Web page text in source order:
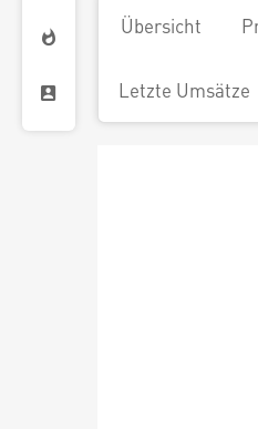
Übersicht
Letzte Umsätze